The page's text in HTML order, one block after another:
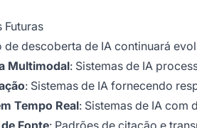
Futuras
de descoberta de IA continuará
Multimodal: Sistemas de IA
: Sistemas de IA fornecendo
Tempo Real: Sistemas de IA com
Fonte: Padrões de citação e